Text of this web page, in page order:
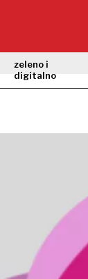
zeleno i
digitalno